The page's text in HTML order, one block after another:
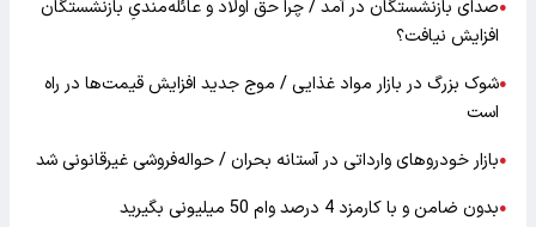
●صدای بازنشستگان در آمد / چرا حق اولاد و عائله‌مندیِ بازنشستگان
افزایش نیافت؟
●شوک بزرگ در بازار مواد غذایی / موج جدید افزایش قیمت‌ها در راه
است
●بازار خودرو‌های وارداتی در آستانه بحران / حواله‌فروشی غیرقانونی شد
●بدون ضامن و با کارمزد 4 درصد وام 50 میلیونی بگیرید